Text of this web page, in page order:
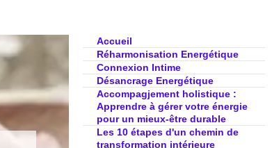
Accueil
Réharmonisation Energétique
Connexion Intime
Désancrage Energétique
Accompagjement holistique :
Apprendre à gérer votre énergie
pour un mieux-être durable
Les 10 étapes d'un chemin de
transformation intérieure